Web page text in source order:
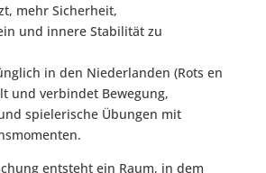
mehr Sicherheit,
und innere Stabilität zu
in den Niederlanden (Rots en
und verbindet Bewegung,
spielerische Übungen mit
entsteht ein Raum, in dem